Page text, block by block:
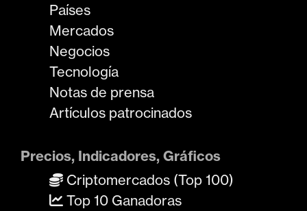
Países
Mercados
Negocios
Tecnología
Notas de prensa
Artículos patrocinados
Precios, Indicadores, Gráficos
Criptomercados (Top 100)
Top 10 Ganadoras